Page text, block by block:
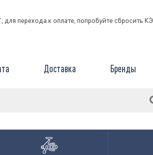
перехода к оплате, попробуйте сбросить
Доставка Бренды